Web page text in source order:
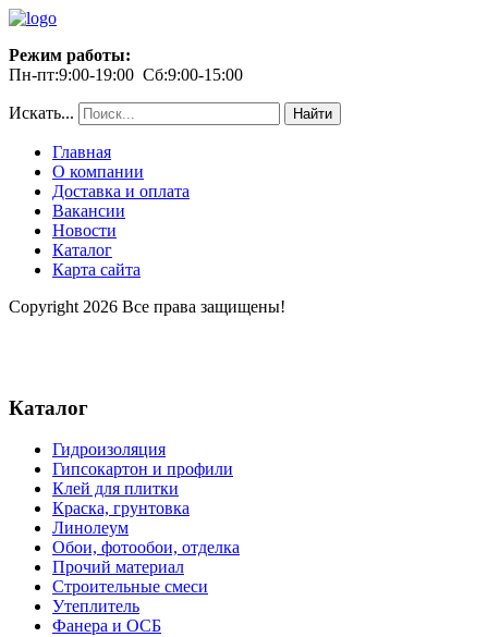
Режим работы:
Пн-пт:9:00-19:00 Сб:9:00-15:00
Искать... Найти
Главная
О компании
Доставка и оплата
Вакансии
Новости
Каталог
Карта сайта
Copyright 2026 Все права защищены!
Каталог
Гидроизоляция
Гипсокартон и профили
Клей для плитки
Краска, грунтовка
Линолеум
Обои, фотообои, отделка
Прочий материал
Строительные смеси
Утеплитель
Фанера и ОСБ